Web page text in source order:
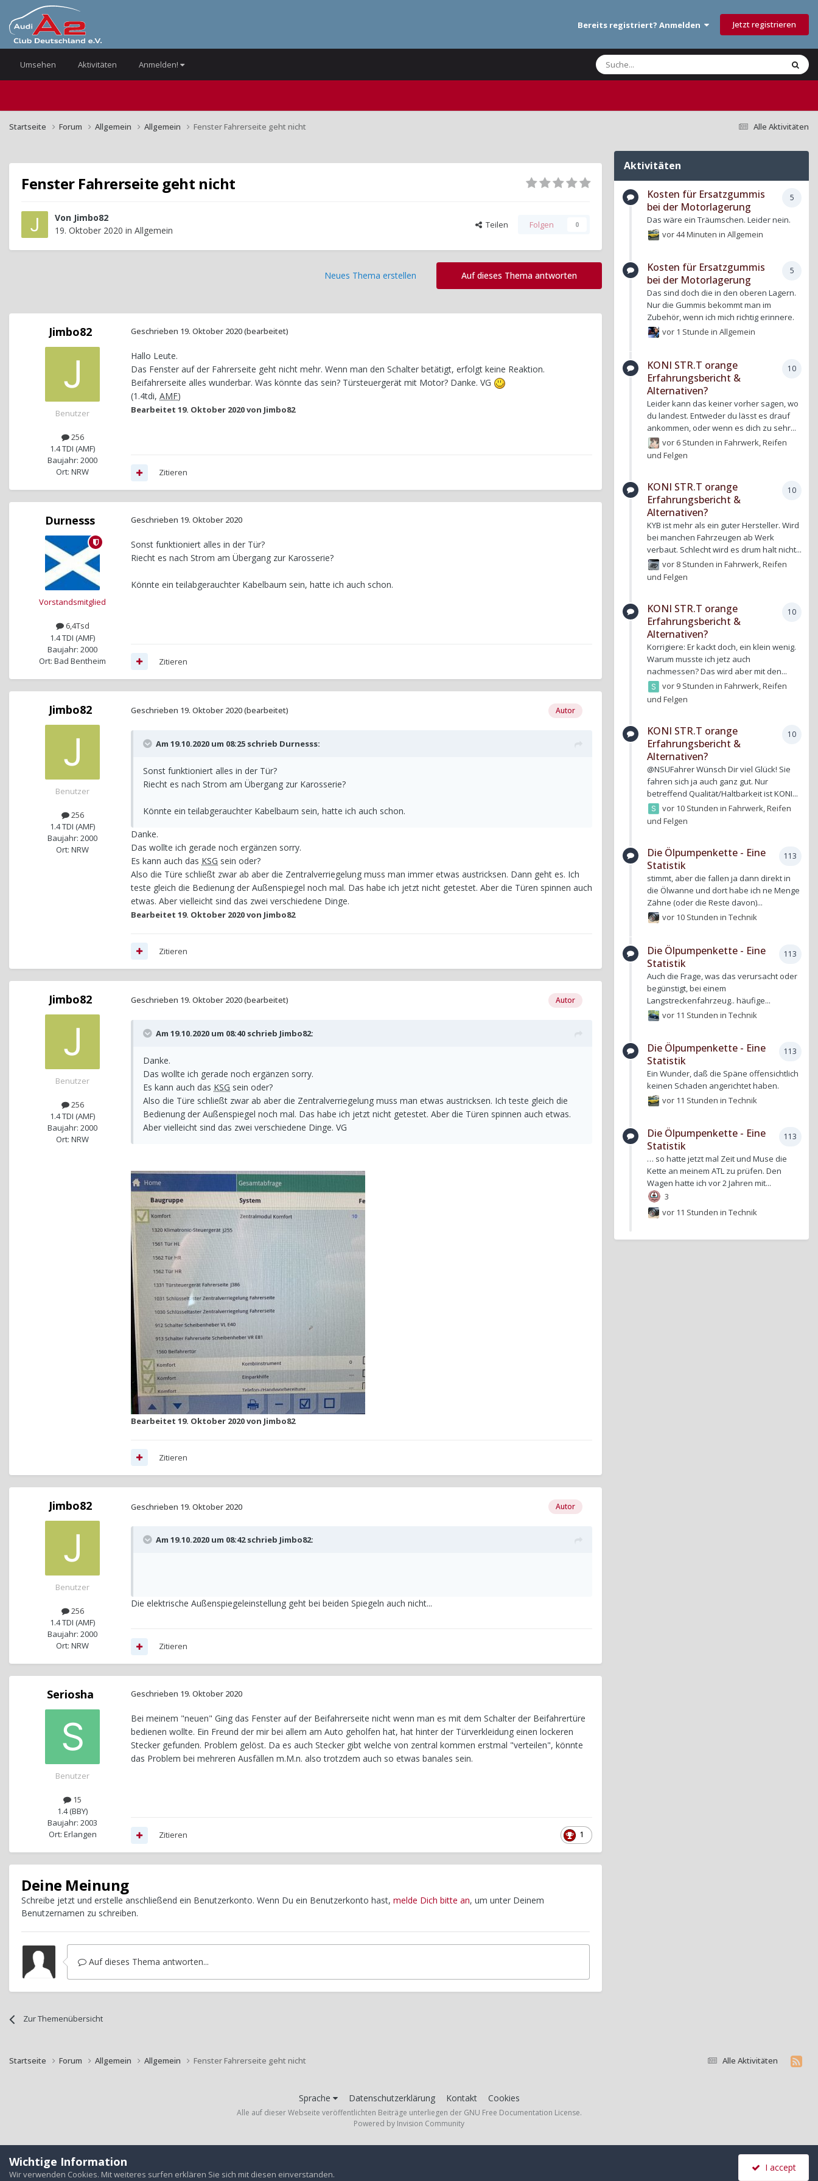
Bereits registriert? Anmelden Jetzt registrieren
Umsehen Aktivitäten Anmelden!
Alle Aktivitäten
Startseite Forum Allgemein Allgemein Fenster Fahrerseite geht nicht
Fenster Fahrerseite geht nicht
Von Jimbo82
19. Oktober 2020 in Allgemein Teilen Folgen 0
Auf dieses Thema antworten
Neues Thema erstellen
Jimbo82
Benutzer
256
1.4 TDI (AMF)
Baujahr: 2000
Ort: NRW
Geschrieben 19. Oktober 2020(bearbeitet)
Hallo Leute.
Das Fenster auf der Fahrerseite geht nicht mehr. Wenn man den Schalter betätigt, erfolgt keine Reaktion.
Beifahrerseite alles wunderbar. Was könnte das sein? Türsteuergerät mit Motor? Danke. VG
(1.4tdi, AMF)
Bearbeitet 19. Oktober 2020von Jimbo82
Zitieren
Durnesss
Vorstandsmitglied
6,4Tsd
1.4 TDI (AMF)
Baujahr: 2000
Ort: Bad Bentheim
Geschrieben 19. Oktober 2020
Sonst funktioniert alles in der Tür?
Riecht es nach Strom am Übergang zur Karosserie?
Könnte ein teilabgerauchter Kabelbaum sein, hatte ich auch schon.
Zitieren
Jimbo82
Benutzer
256
1.4 TDI (AMF)
Baujahr: 2000
Ort: NRW
Autor
Geschrieben 19. Oktober 2020(bearbeitet)
Am 19.10.2020 um 08:25 schrieb Durnesss:
Sonst funktioniert alles in der Tür?
Riecht es nach Strom am Übergang zur Karosserie?
Könnte ein teilabgerauchter Kabelbaum sein, hatte ich auch schon.
Danke.
Das wollte ich gerade noch ergänzen sorry.
Es kann auch das KSG sein oder?
Also die Türe schließt zwar ab aber die Zentralverriegelung muss man immer etwas austricksen. Dann geht es. Ich
teste gleich die Bedienung der Außenspiegel noch mal. Das habe ich jetzt nicht getestet. Aber die Türen spinnen auch
etwas. Aber vielleicht sind das zwei verschiedene Dinge.
Bearbeitet 19. Oktober 2020von Jimbo82
Zitieren
Jimbo82
Benutzer
256
1.4 TDI (AMF)
Baujahr: 2000
Ort: NRW
Autor
Geschrieben 19. Oktober 2020(bearbeitet)
Am 19.10.2020 um 08:40 schrieb Jimbo82:
Danke.
Das wollte ich gerade noch ergänzen sorry.
Es kann auch das KSG sein oder?
Also die Türe schließt zwar ab aber die Zentralverriegelung muss man etwas austricksen. Ich teste gleich die
Bedienung der Außenspiegel noch mal. Das habe ich jetzt nicht getestet. Aber die Türen spinnen auch etwas.
Aber vielleicht sind das zwei verschiedene Dinge. VG
Bearbeitet 19. Oktober 2020von Jimbo82
Zitieren
Jimbo82
Benutzer
256
1.4 TDI (AMF)
Baujahr: 2000
Ort: NRW
Autor
Geschrieben 19. Oktober 2020
Am 19.10.2020 um 08:42 schrieb Jimbo82:
Die elektrische Außenspiegeleinstellung geht bei beiden Spiegeln auch nicht...
Zitieren
Seriosha
Benutzer
15
1.4 (BBY)
Baujahr: 2003
Ort: Erlangen
Geschrieben 19. Oktober 2020
Bei meinem "neuen" Ging das Fenster auf der Beifahrerseite nicht wenn man es mit dem Schalter der Beifahrertüre
bedienen wollte. Ein Freund der mir bei allem am Auto geholfen hat, hat hinter der Türverkleidung einen lockeren
Stecker gefunden. Problem gelöst. Da es auch Stecker gibt welche von zentral kommen erstmal "verteilen", könnte
das Problem bei mehreren Ausfällen m.M.n. also trotzdem auch so etwas banales sein.
1
Zitieren
Deine Meinung
Schreibe jetzt und erstelle anschließend ein Benutzerkonto. Wenn Du ein Benutzerkonto hast, melde Dich bitte an, um unter Deinem
Benutzernamen zu schreiben.
Auf dieses Thema antworten...
Zur Themenübersicht
Aktivitäten
5
Kosten für Ersatzgummis
bei der Motorlagerung
Das wäre ein Träumschen. Leider nein.
vor 44 MinuteninAllgemein
5
Kosten für Ersatzgummis
bei der Motorlagerung
Das sind doch die in den oberen Lagern.
Nur die Gummis bekommt man im
Zubehör, wenn ich mich richtig erinnere.
vor 1 Stunde inAllgemein
10
KONI STR.T orange
Erfahrungsbericht &
Alternativen?
Leider kann das keiner vorher sagen, wo
du landest. Entweder du lässt es drauf
ankommen, oder wenn es dich zu sehr...
vor 6 Stunden inFahrwerk, Reifen
und Felgen
10
KONI STR.T orange
Erfahrungsbericht &
Alternativen?
KYB ist mehr als ein guter Hersteller. Wird
bei manchen Fahrzeugen ab Werk
verbaut. Schlecht wird es drum halt nicht...
vor 8 Stunden inFahrwerk, Reifen
und Felgen
10
KONI STR.T orange
Erfahrungsbericht &
Alternativen?
Korrigiere: Er kackt doch, ein klein wenig.
Warum musste ich jetz auch
nachmessen? Das wird aber mit den...
vor 9 Stunden inFahrwerk, Reifen
und Felgen
10
KONI STR.T orange
Erfahrungsbericht &
Alternativen?
@NSUFahrer Wünsch Dir viel Glück! Sie
fahren sich ja auch ganz gut. Nur
betreffend Qualität/Haltbarkeit ist KONI...
vor 10 Stunden inFahrwerk, Reifen
und Felgen
113
Die Ölpumpenkette - Eine
Statistik
stimmt, aber die fallen ja dann direkt in
die Ölwanne und dort habe ich ne Menge
Zähne (oder die Reste davon)...
vor 10 Stunden inTechnik
113
Die Ölpumpenkette - Eine
Statistik
Auch die Frage, was das verursacht oder
begünstigt, bei einem
Langstreckenfahrzeug.. häufige...
vor 11 Stunden inTechnik
113
Die Ölpumpenkette - Eine
Statistik
Ein Wunder, daß die Späne offensichtlich
keinen Schaden angerichtet haben.
vor 11 Stunden inTechnik
113
Die Ölpumpenkette - Eine
Statistik
… so hatte jetzt mal Zeit und Muse die
Kette an meinem ATL zu prüfen. Den
Wagen hatte ich vor 2 Jahren mit...
3
vor 11 Stunden inTechnik
Alle Aktivitäten
Startseite Forum Allgemein Allgemein Fenster Fahrerseite geht nicht
Sprache Datenschutzerklärung Kontakt Cookies
Alle auf dieser Webseite veröffentlichten Beiträge unterliegen der GNU Free Documentation License.
Powered by Invision Community
Wichtige Information
Wir verwenden Cookies. Mit weiteres surfen erklären Sie sich mit diesen einverstanden.
I accept